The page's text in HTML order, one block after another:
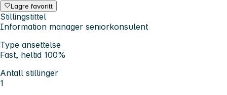
Lagre favoritt
Stillingstittel
Information manager seniorkonsulent
Type ansettelse
Fast, heltid 100%
Antall stillinger
1